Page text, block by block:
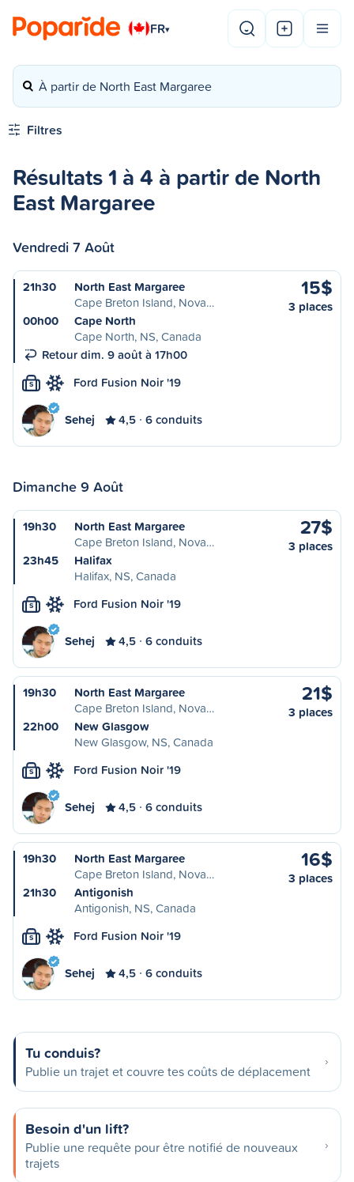
FR▾
À partir de North East Margaree
Filtres
Résultats 1 à 4 à partir de North
East Margaree
Vendredi 7 Août
21h30
North East Margaree
Cape Breton Island, Nova…
00h00
Cape North
Cape North, NS, Canada
Retour dim. 9 août à 17h00
15$
3 places
S Ford Fusion Noir '19
Sehej 4,5 6 conduits
Dimanche 9 Août
19h30
North East Margaree
Cape Breton Island, Nova…
23h45
Halifax
Halifax, NS, Canada
27$
3 places
S Ford Fusion Noir '19
Sehej 4,5 6 conduits
19h30
North East Margaree
Cape Breton Island, Nova…
22h00
New Glasgow
New Glasgow, NS, Canada
21$
3 places
S Ford Fusion Noir '19
Sehej 4,5 6 conduits
19h30
North East Margaree
Cape Breton Island, Nova…
21h30
Antigonish
Antigonish, NS, Canada
16$
3 places
S Ford Fusion Noir '19
Sehej 4,5 6 conduits
Tu conduis?
Publie un trajet et couvre tes coûts de déplacement
Besoin d'un lift?
Publie une requête pour être notifié de nouveaux
trajets